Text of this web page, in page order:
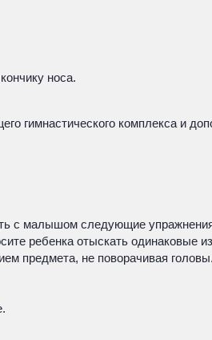
носа.
гимнастического комплекса и
с малышом следующие
ребенка отыскать одинаковые
предмета, не поворачивая